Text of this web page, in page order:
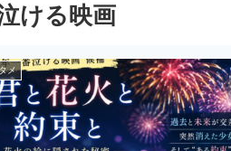
ける映画
メ